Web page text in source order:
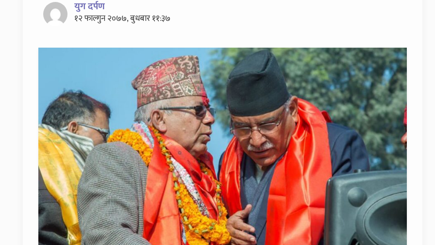
युग दर्पण
१२ फाल्गुन २०७७, बुधबार ११:३७